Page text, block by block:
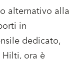
alternativo alla
in
dedicato,
ora è